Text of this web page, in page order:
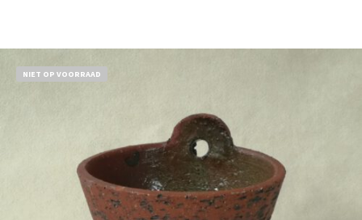
NIET OP VOORRAAD